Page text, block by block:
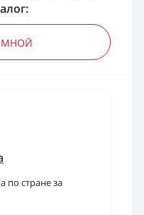
МНОЙ
по стране за